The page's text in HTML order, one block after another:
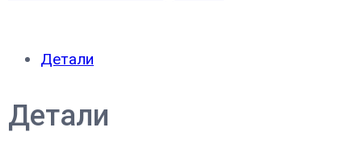
Детали
Детали